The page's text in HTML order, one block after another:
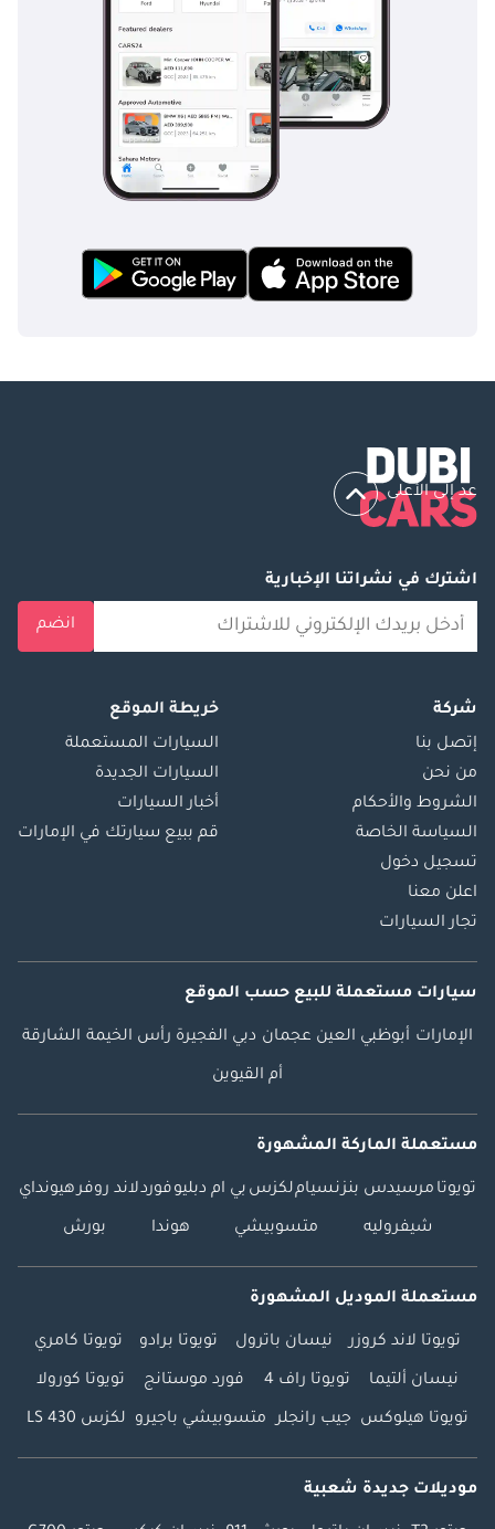
عد إلى الأعلى
اشترك في نشراتنا الإخبارية
انضم
شركة
إتصل بنا
من نحن
الشروط والأحكام
السياسة الخاصة
تسجيل دخول
اعلن معنا
تجار السيارات
خريطة الموقع
السيارات المستعملة
السيارات الجديدة
أخبار السيارات
قم ببيع سيارتك في الإمارات
سيارات مستعملة للبيع حسب الموقع
الإمارات أبوظبي العين عجمان دبي الفجيرة رأس الخيمة الشارقة
أم القيوين
مستعملة الماركة المشهورة
تويوتا مرسيدس بنزنسياملكزس بي ام دبليوفوردلاند روفرهيونداي
شيفروليه متسوبيشي هوندا بورش
مستعملة الموديل المشهورة
تويوتا لاند كروزر نيسان باترول تويوتا برادو تويوتا كامري
نيسان ألتيما تويوتا راف 4 فورد موستانج تويوتا كورولا
تويوتا هيلوكس جيب رانجلر متسوبيشي باجيرو لكزس LS 430
موديلات جديدة شعبية